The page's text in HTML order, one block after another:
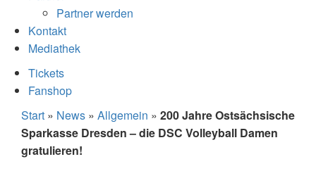
Partner werden
Kontakt
Mediathek
Tickets
Fanshop
Start » News » Allgemein » 200 Jahre Ostsächsische
Sparkasse Dresden – die DSC Volleyball Damen
gratulieren!